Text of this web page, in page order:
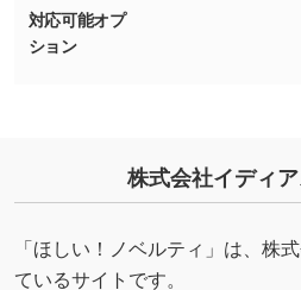
・持っているデータの背景
しの作り方が分からない
・デザインにQRコードを
URLをご指定いただければ
対応可能オプ
ション
株式会社イディ
「ほしい！ノベルティ」は、株
ているサイトです。